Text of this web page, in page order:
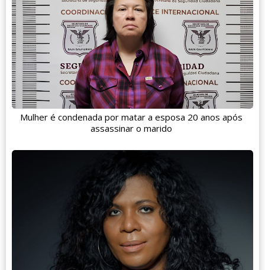
Mulher é condenada por matar a esposa 20 anos após
assassinar o marido